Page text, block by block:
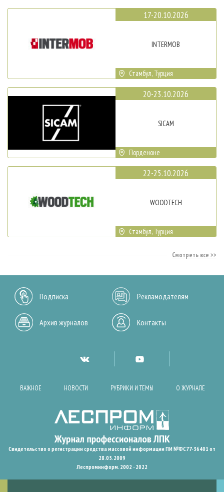
17-20.10.2026
INTERMOB
Стамбул, Турция
20-23.10.2026
SICAM
Порденоне
22-25.10.2026
WOODTECH
Стамбул, Турция
Смотреть все
Подписка Рекламодателям
Архив журналов Контакты
ВАЖНОЕ НОВОСТИ РУБРИКИ И ТЕМЫ О ЖУРНАЛЕ
Свидетельство о регистрации средства массовой информации ПИ №ФС77-36401 от
28.05.2009
Леспроминформ. 2002 - 2022